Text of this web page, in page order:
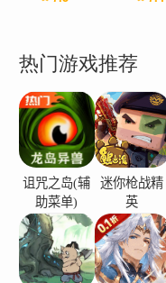
热门游戏推荐
诅咒之岛(辅
助菜单)
迷你枪战精
英